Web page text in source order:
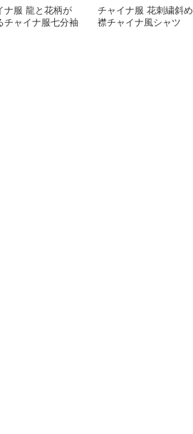
ナ服 龍と花柄が
チャイナ服七分袖
チャイナ服 花刺繍斜め
襟チャイナ風シャツ